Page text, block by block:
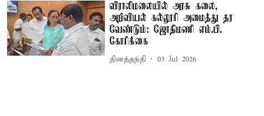
விராலிமலையில் அரசு கலை,
அறிவியல் கல்லூரி அமைத்து தர
வேண்டும்: ஜோதிமணி எம்.பி.
கோரிக்கை
தினத்தந்தி 03 Jul 2026